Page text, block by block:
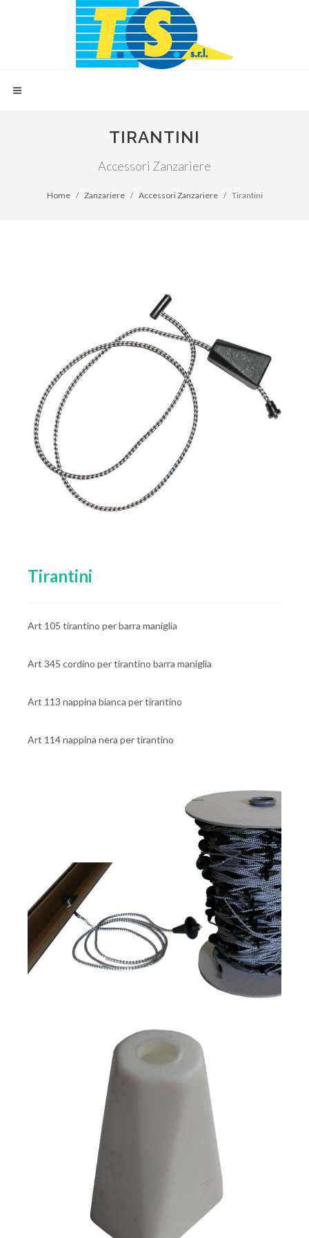
TIRANTINI
Accessori Zanzariere
Home Zanzariere Accessori Zanzariere Tirantini
Tirantini
Art 105 tirantino per barra maniglia
Art 345 cordino per tirantino barra maniglia
Art 113 nappina bianca per tirantino
Art 114 nappina nera per tirantino